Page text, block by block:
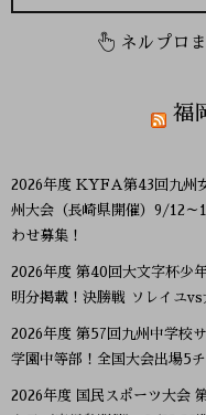
ネルプロ
福
2026年度 KYFA第43回九州
州大会（長崎県開催）9/12～
わせ募集！
2026年度 第40回大文字杯
明分掲載！決勝戦 ソレイユvs
2026年度 第57回九州中学校
学園中等部！全国大会出場5チ
2026年度 国民スポーツ大会